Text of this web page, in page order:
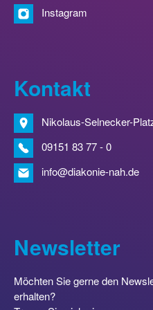
Instagram
Kontakt
Nikolaus-Selnecker-
09151 83 77 - 0
info@diakonie-nah.de
Newsletter
Möchten Sie gerne den
erhalten?